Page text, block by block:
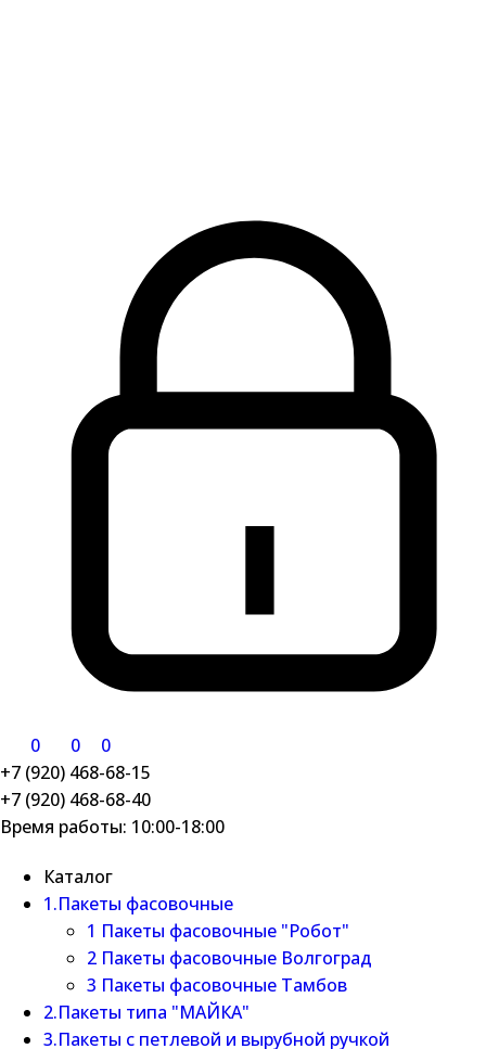
0 0
0
+7 (920) 468-68-15
+7 (920) 468-68-40
Время работы: 10:00-18:00
Каталог
1.Пакеты фасовочные
1 Пакеты фасовочные "Робот"
2 Пакеты фасовочные Волгоград
3 Пакеты фасовочные Тамбов
2.Пакеты типа "МАЙКА"
3.Пакеты с петлевой и вырубной ручкой